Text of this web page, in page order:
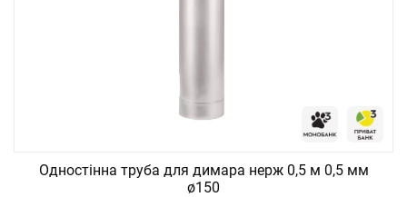
Одностінна труба для димара нерж 0,5 м 0,5 мм
ø150